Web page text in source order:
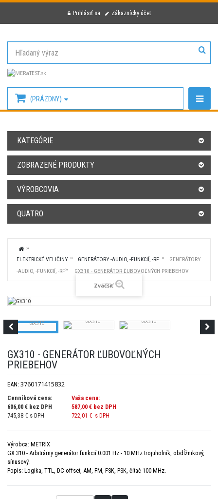
Prihlásiť sa Zákaznícky účet
(PRÁZDNY)
KATEGÓRIE
ZOBRAZENÉ PRODUKTY
VÝROBCOVIA
QUATRO
ELEKTRICKÉ VELIČINY GENERÁTORY -AUDIO, -FUNKCIÍ, -RF
GENERÁTORY
-AUDIO, -FUNKCIÍ, -RF
GX310 - GENERÁTOR ĽUBOVOĽNÝCH PRIEBEHOV
Zväčšiť
GX310 - GENERÁTOR ĽUBOVOĽNÝCH
PRIEBEHOV
EAN: 3760171415832
Cenníková cena:
606,00 € bez DPH
745,38 € s DPH
Vaša cena:
587,00 € bez DPH
722,01 € s DPH
Výrobca: METRIX
GX 310 - Arbitrárny generátor funkcií 0.001 Hz - 10 MHz trojuholník, obdĺžnikový,
sínusový.
Popis: Logika, TTL, DC offset, AM, FM, FSK, PSK, čítač 100 MHz.